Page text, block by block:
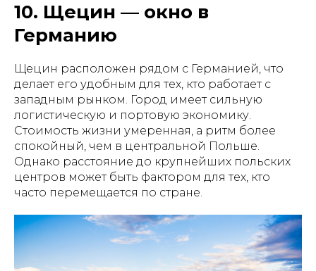
10. Щецин — окно в
Германию
Щецин расположен рядом с Германией, что
делает его удобным для тех, кто работает с
западным рынком. Город имеет сильную
логистическую и портовую экономику.
Стоимость жизни умеренная, а ритм более
спокойный, чем в центральной Польше.
Однако расстояние до крупнейших польских
центров может быть фактором для тех, кто
часто перемещается по стране.